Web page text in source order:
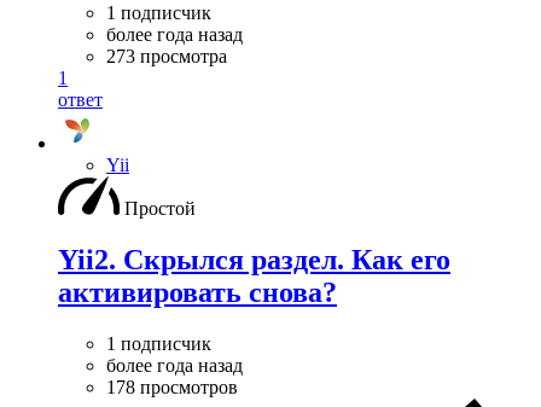
1 подписчик
более года назад
273 просмотра
1
ответ
Yii
Простой
Yii2. Скрылся раздел. Как его
активировать снова?
1 подписчик
более года назад
178 просмотров